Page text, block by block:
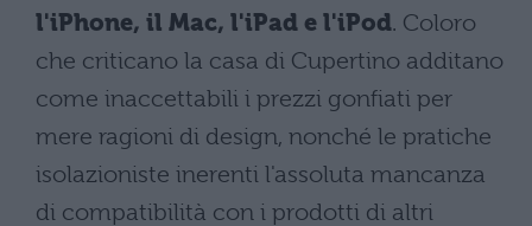
l'iPhone, il Mac, l'iPad e l'iPod. Coloro
che criticano la casa di Cupertino additano
come inaccettabili i prezzi gonfiati per
mere ragioni di design, nonché le pratiche
isolazioniste inerenti l'assoluta mancanza
di compatibilità con i prodotti di altri